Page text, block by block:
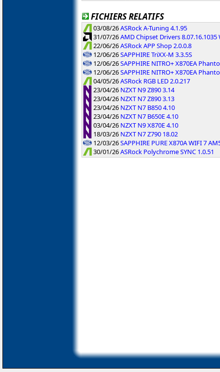
FICHIERS RELATIFS
03/08/26ASRock A-Tuning 4.1.95
31/07/26AMD Chipset Drivers 8.07.16.1035
22/06/26ASRock APP Shop 2.0.0.8
12/06/26SAPPHIRE TriXX-M 3.3.5S
12/06/26SAPPHIRE NITRO+ X870EA
12/06/26SAPPHIRE NITRO+ X870EA
04/05/26ASRock RGB LED 2.0.217
23/04/26 NZXT N9 Z890 3.14
23/04/26 NZXT N7 Z890 3.13
23/04/26 NZXT N7 B850 4.10
23/04/26 NZXT N7 B650E 4.10
03/04/26 NZXT N9 X870E 4.10
18/03/26 NZXT N7 Z790 18.02
12/03/26SAPPHIRE PURE X870A WIFI 7
30/01/26ASRock Polychrome SYNC 1.0.51